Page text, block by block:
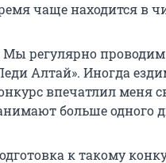
чаще находится в
регулярно проводим
Алтай». Иногда
впечатлил меня
больше одного
к такому